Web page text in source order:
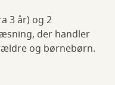
3 år) og 2
der handler
og børnebørn.